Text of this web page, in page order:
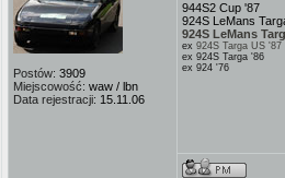
Postów: 3909
Miejscowość: waw / lbn
Data rejestracji: 15.11.06
944S2 Cup '87
924S LeMans
924S LeMans
ex 924S Targa US '87
ex 924S Targa '86
ex 924 '76